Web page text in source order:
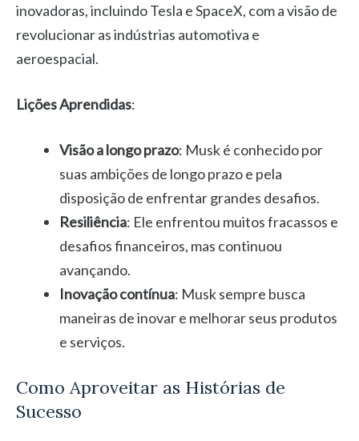
inovadoras, incluindo Tesla e SpaceX, com a visão de
revolucionar as indústrias automotiva e
aeroespacial.
Lições Aprendidas:
Visão a longo prazo: Musk é conhecido por
suas ambições de longo prazo e pela
disposição de enfrentar grandes desafios.
Resiliência: Ele enfrentou muitos fracassos e
desafios financeiros, mas continuou
avançando.
Inovação contínua: Musk sempre busca
maneiras de inovar e melhorar seus produtos
e serviços.
Como Aproveitar as Histórias de
Sucesso